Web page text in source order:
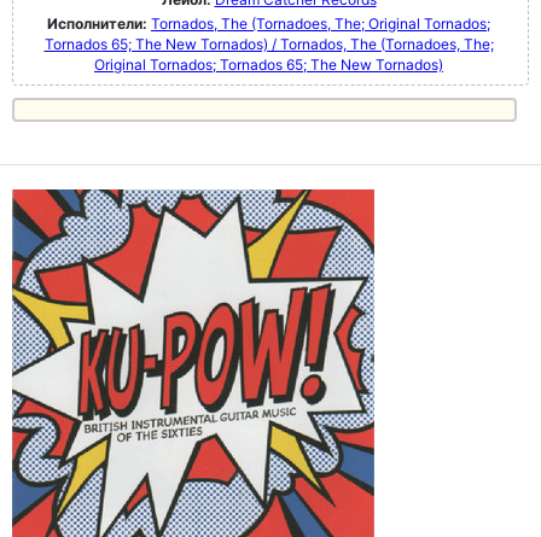
Исполнители: Tornados, The (Tornadoes, The; Original Tornados;
Tornados 65; The New Tornados) / Tornados, The (Tornadoes, The;
Original Tornados; Tornados 65; The New Tornados)